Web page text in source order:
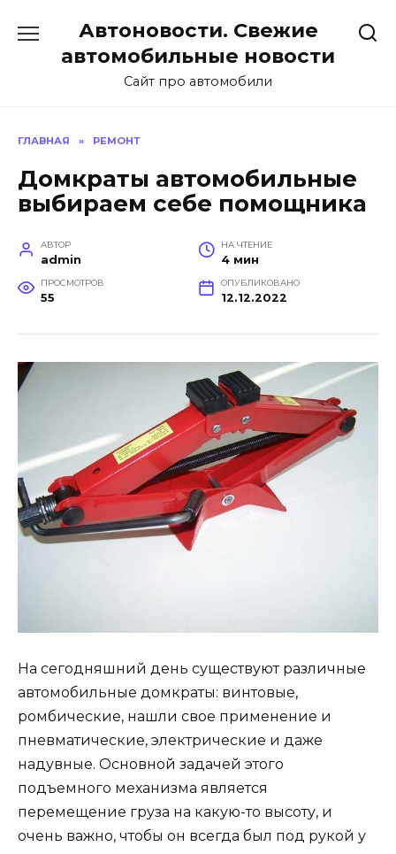
содержанию
Автоновости. Свежие
автомобильные новости
Сайт про автомобили
ГЛАВНАЯ » РЕМОНТ
Домкраты автомобильные
выбираем себе помощника
АВТОР
admin
НА ЧТЕНИЕ
4 мин
ПРОСМОТРОВ
55
ОПУБЛИКОВАНО
12.12.2022
На сегодняшний день существуют различные
автомобильные домкраты: винтовые,
ромбические, нашли свое применение и
пневматические, электрические и даже
надувные. Основной задачей этого
подъемного механизма является
перемещение груза на какую-то высоту, и
очень важно, чтобы он всегда был под рукой у